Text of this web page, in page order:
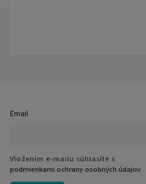
Email
Vložením e-mailu súhlasíte s
podmienkami ochrany osobných údajov